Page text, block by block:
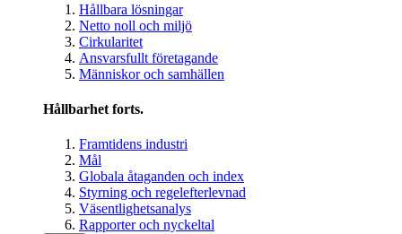
Hållbara lösningar
Netto noll och miljö
Cirkularitet
Ansvarsfullt företagande
Människor och samhällen
Hållbarhet forts.
Framtidens industri
Mål
Globala åtaganden och index
Styrning och regelefterlevnad
Väsentlighetsanalys
Rapporter och nyckeltal